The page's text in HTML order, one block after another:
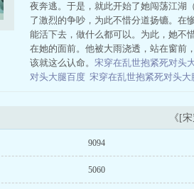
夜奔逃。于是，就此开始了她闯荡江湖
了激烈的争吵，为此不惜分道扬镳。在
能活下去，做什么都可以。为此，她不
在她的面前。他被大雨浇透，站在窗前
该就这么认命。 宋穿在乱世抱紧死对头
对头大腿百度 宋穿在乱世抱紧死对头
《[
9094
5060